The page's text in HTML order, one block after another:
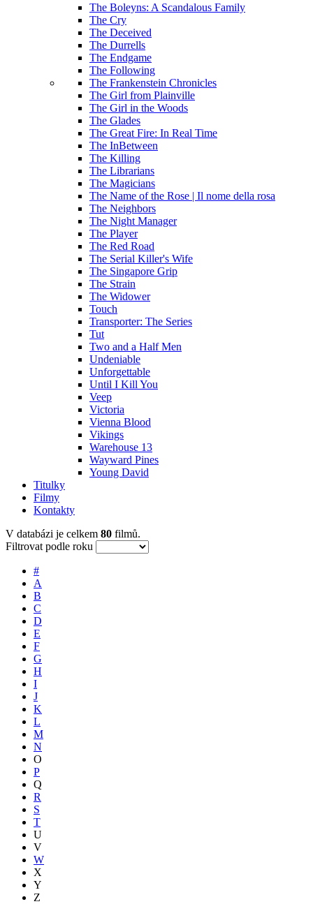
The Boleyns: A Scandalous Family
The Cry
The Deceived
The Durrells
The Endgame
The Following
The Frankenstein Chronicles
The Girl from Plainville
The Girl in the Woods
The Glades
The Great Fire: In Real Time
The InBetween
The Killing
The Librarians
The Magicians
The Name of the Rose | Il nome della rosa
The Neighbors
The Night Manager
The Player
The Red Road
The Serial Killer's Wife
The Singapore Grip
The Strain
The Widower
Touch
Transporter: The Series
Tut
Two and a Half Men
Undeniable
Unforgettable
Until I Kill You
Veep
Victoria
Vienna Blood
Vikings
Warehouse 13
Wayward Pines
Young David
Titulky
Filmy
Kontakty
V databázi je celkem 80 filmů.
Filtrovat podle roku
#
A
B
C
D
E
F
G
H
I
J
K
L
M
N
O
P
Q
R
S
T
U
V
W
X
Y
Z